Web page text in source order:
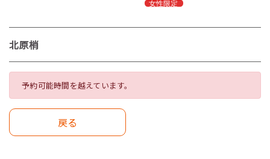
北原梢
予約可能時間を越えています。
戻る